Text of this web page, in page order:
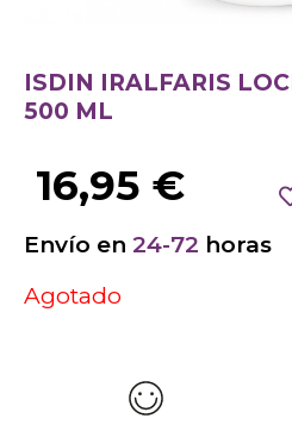
ISDIN IRALFARIS
500 ML
16,95 €
Envío en 24-72 horas
Agotado